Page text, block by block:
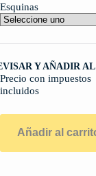
Esquinas
Y AÑADIR
Precio con impuestos
incluidos
Añadir al